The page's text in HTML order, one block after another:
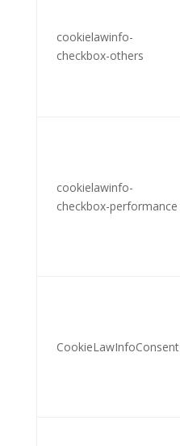
cookielawinfo-
checkbox-others
cookielawinfo-
checkbox-performance
CookieLawInfoConsent